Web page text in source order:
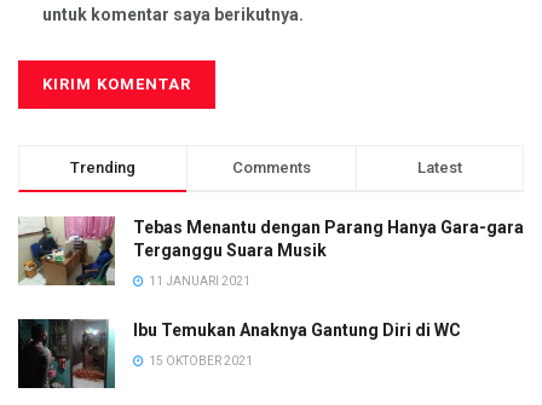
untuk komentar saya berikutnya.
Trending Comments Latest
Tebas Menantu dengan Parang Hanya Gara-gara
Terganggu Suara Musik
11 JANUARI 2021
Ibu Temukan Anaknya Gantung Diri di WC
15 OKTOBER 2021